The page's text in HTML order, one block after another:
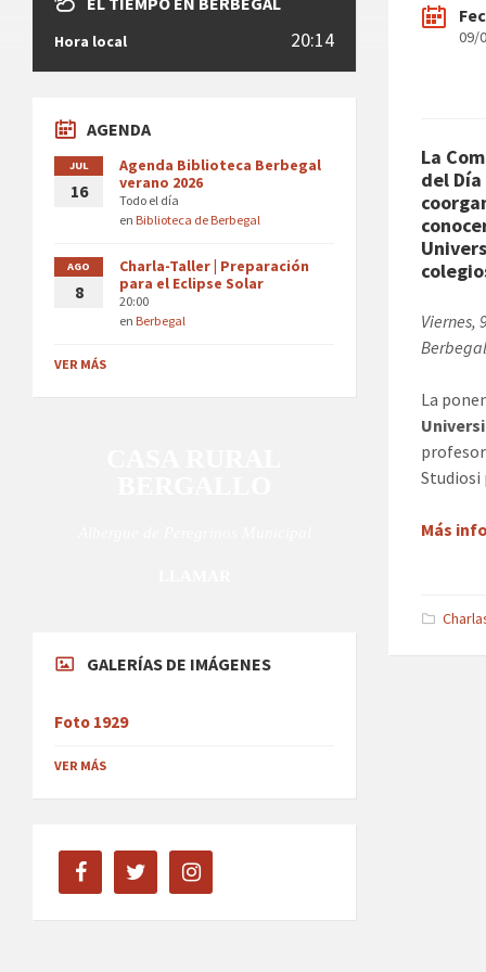
09/
La
del
Viernes,
Berbegal
La
profesor
Studiosi
Más
Hora local 20:14
AGENDA
JUL
16
Agenda Biblioteca Berbegal
verano 2026
Todo el día
en Biblioteca de Berbegal
AGO
8
Charla-Taller | Preparación
para el Eclipse Solar
20:00
en Berbegal
VER MÁS
GALERÍAS DE IMÁGENES
Foto 1929
VER MÁS
facebook twitter instagram